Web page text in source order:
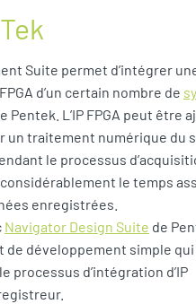
Suite permet d’intégrer
d’un certain nombre de
Pentek. L’IP FPGA peut être
un traitement numérique du
le processus
le temps
enregistrées.
Navigator Design Suite de
développement simple
processus d’intégration d’IP